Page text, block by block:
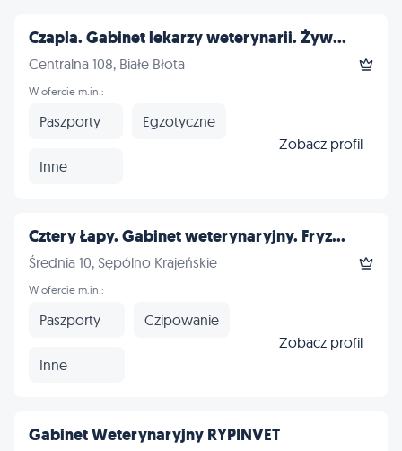
Czapla. Gabinet lekarzy weterynarii. Żyw...
Centralna 108, Białe Błota
W ofercie m.in.:
Paszporty Egzotyczne
Inne
Zobacz profil
Cztery Łapy. Gabinet weterynaryjny. Fryz...
Średnia 10, Sępólno Krajeńskie
W ofercie m.in.:
Paszporty Czipowanie
Inne
Zobacz profil
Gabinet Weterynaryjny RYPINVET